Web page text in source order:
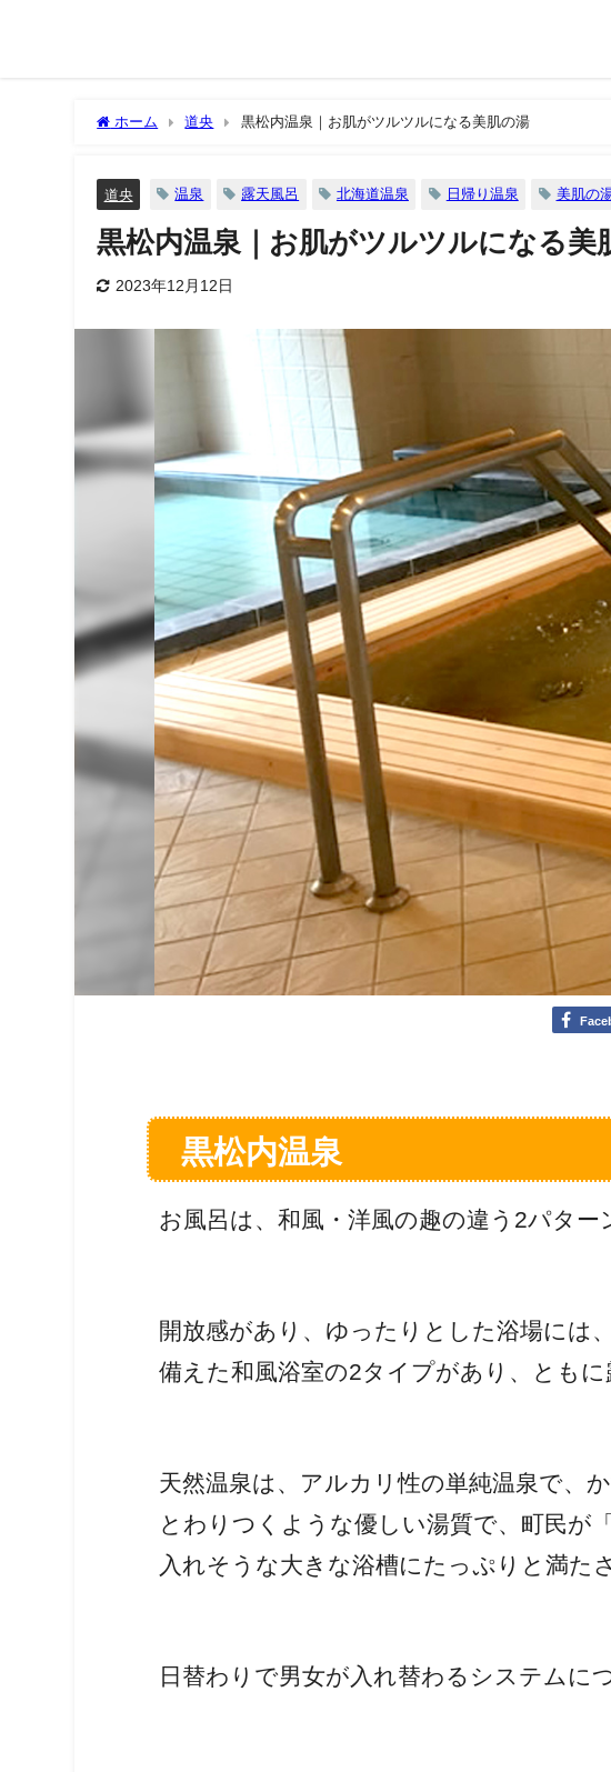
ホーム 道央 黒松内温泉｜お肌がツルツルになる美肌の湯
道央 温泉 露天風呂 北海道温泉 日帰り温泉 美肌の
黒松内温泉｜お肌がツルツルになる美
2023年12月12日
黒松内温泉
お風呂は、和風・洋風の趣の違う2パタ
開放感があり、ゆったりとした浴場には
備えた和風浴室の2タイプがあり、ともに
天然温泉は、アルカリ性の単純温泉で、
とわりつくような優しい湯質で、町民が
入れそうな大きな浴槽にたっぷりと満た
日替わりで男女が入れ替わるシステムに